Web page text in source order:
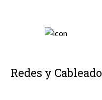
Redes y Cableado